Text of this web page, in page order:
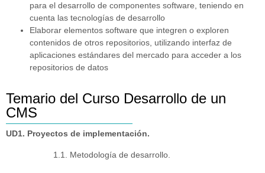
para el desarrollo de componentes software, teniendo en
cuenta las tecnologías de desarrollo
Elaborar elementos software que integren o exploren
contenidos de otros repositorios, utilizando interfaz de
aplicaciones estándares del mercado para acceder a los
repositorios de datos
Temario del Curso Desarrollo de un
CMS
UD1. Proyectos de implementación.
1.1. Metodología de desarrollo.